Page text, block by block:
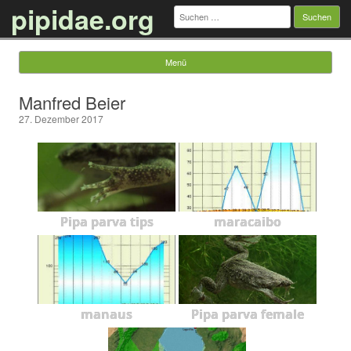
pipidae.org Suchen
nach:
Menü
Manfred Beier
27. Dezember 2017
Pipa parva tips maracaibo
manaus Pipa parva female